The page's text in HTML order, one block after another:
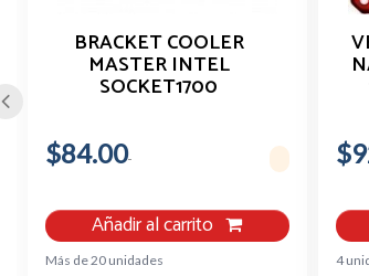
BRACKET COOLER
MASTER INTEL
SOCKET1700
$84.00
Añadir al carrito
Más de 20 unidades 4